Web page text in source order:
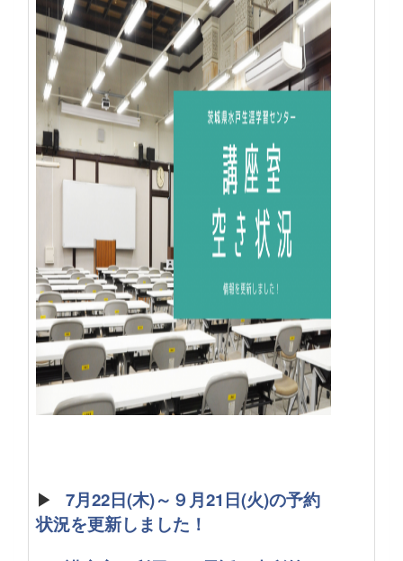
▶
7月22日(木)～９月21日(火)の予約
状況を更新しました！